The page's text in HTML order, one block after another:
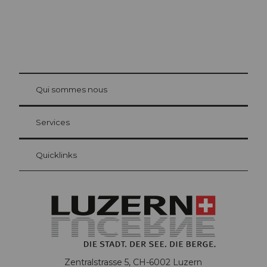
Carte d’hôte Lucerne
Vos avantages en tant qu'hôte pour la nuit
at Bre
Qui sommes nous
Services
Quicklinks
Zentralstrasse 5, CH-6002 Luzern